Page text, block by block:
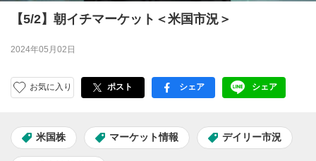
【5/2】朝イチマーケット＜米国市況＞
2024年05月02日
お気に入り ポスト facebook
シェア LINE
シェア
米国株 マーケット情報 デイリー市況